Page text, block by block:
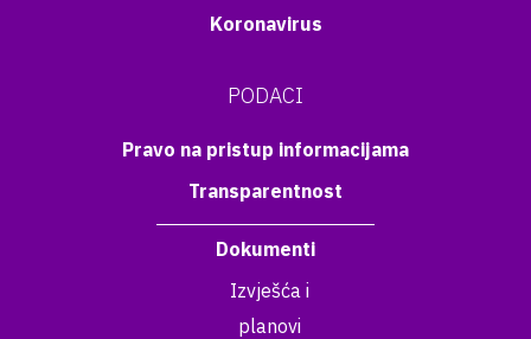
Koronavirus
PODACI
Pravo na pristup informacijama
Transparentnost
Dokumenti
Izvješća i
planovi